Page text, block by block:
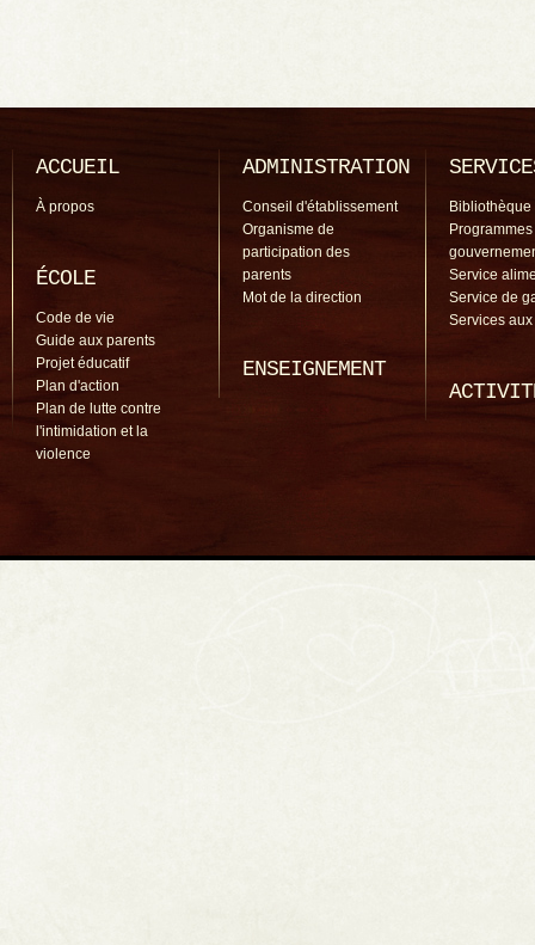
ACCUEIL
À propos
ÉCOLE
Code de vie
Guide aux parents
Projet éducatif
Plan d'action
Plan de lutte contre
l'intimidation et la
violence
ADMINISTRATION
Conseil d'établissement
Organisme de
participation des
parents
Mot de la direction
ENSEIGNEMENT
Bibliothèque
Programmes
Service
Service de
Services